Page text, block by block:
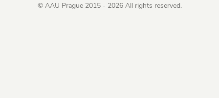
© AAU Prague 2015 - 2026 All rights reserved.